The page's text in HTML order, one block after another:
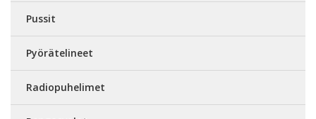
Pussit
Pyörätelineet
Radiopuhelimet